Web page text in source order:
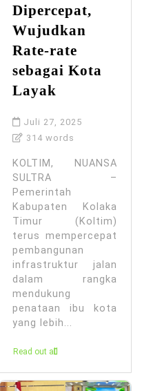
Dipercepat,
Wujudkan
Rate-rate
sebagai Kota
Layak
Juli 27, 2025
314 words
KOLTIM, NUANSA
SULTRA –
Pemerintah
Kabupaten Kolaka
Timur (Koltim)
terus mempercepat
pembangunan
infrastruktur jalan
dalam rangka
mendukung
penataan ibu kota
yang lebih...
Read out all